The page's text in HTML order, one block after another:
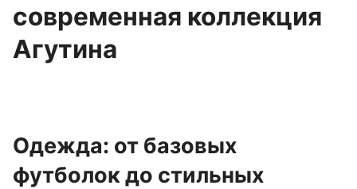
современная коллекция
Агутина
Одежда: от базовых
футболок до стильных